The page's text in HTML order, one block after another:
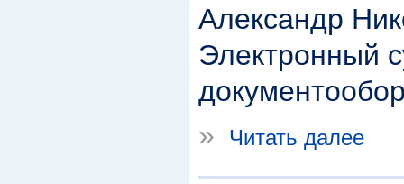
Александр
Электронный
»
Читать далее